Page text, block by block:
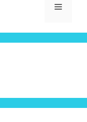
Menu